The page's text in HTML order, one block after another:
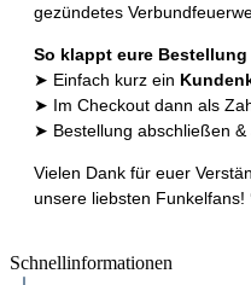
gezündetes
So klappt eure
➤ Einfach kurz ein
➤ Im Checkout dann als
➤ Bestellung abschließen
Vielen Dank für euer
unsere liebsten Funkelfans!
Schnellinformationen